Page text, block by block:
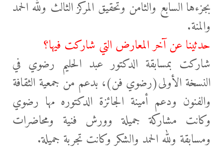
بجزءها السابع والثامن وتحقيق المركز الثالث ولله الحمد
والمنة.
حدثينا عن آخر المعارض التي شاركت فيها؟
شاركت بمسابقة الدكتور عبد الحليم رضوي في
النسخة الأولى(رضوي فن)، بدعم من جمعية الثقافة
والفنون ودعم أمينة الجائزة الدكتوره مها رضوي
وكانت مشاركة جميلة وورش فنية ومحاضرات
ومسابقة ولله الحمد والشكر وكانت تجربة جميلة.